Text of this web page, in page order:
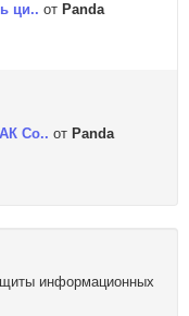
ци.. от Panda
Со.. от Panda
информационных